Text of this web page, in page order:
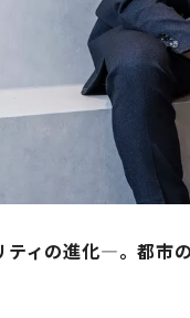
ティの進化―。都市